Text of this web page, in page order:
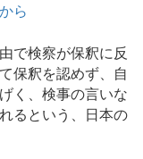
ら
で検察が保釈に反
保釈を認めず、自
く、検事の言いな
るという、日本の